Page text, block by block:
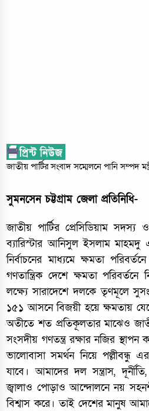
জাতীয় পার্টির সংবাদ সম্মেলনে পানি সম্পদ
সুমনসেন চট্টগ্রাম জেলা প্রতিনিধি-
জাতীয় পার্টির প্রেসিডিয়াম সদস্য
ব্যারিস্টার আনিসুল ইসলাম মাহমদু
নির্বাচনের মাধ্যমে ক্ষমতা
গণতান্ত্রিক দেশে ক্ষমতা পরিবর্তনে
লক্ষ্যে সারাদেশে দলকে তৃণমূলে
১৫১ আসনে বিজয়ী হয়ে ক্ষমতায়
অতীতে শত প্রতিকূলতার মাঝেও
সংসদীয় গণতন্ত্র রক্ষার নজির
ভালোবাসা সমর্থন নিয়ে পল্লীবন্ধু
যাবে। আমাদের দল সন্ত্রাস,
জ্বালাও পোড়াও আন্দোলনে নয়
বিশ্বাস করে। তাই দেশের মানুষ